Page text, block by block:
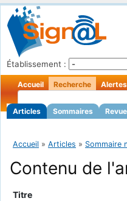
Établissement :
Accueil Recherche
Articles Sommaires
Alertes
Accueil » Articles » Sommaire
Contenu de
Titre